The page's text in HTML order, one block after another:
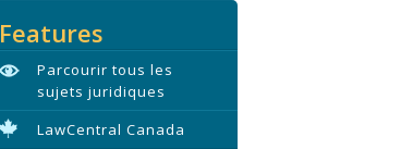
Features
Parcourir tous les
sujets juridiques
LawCentral Canada